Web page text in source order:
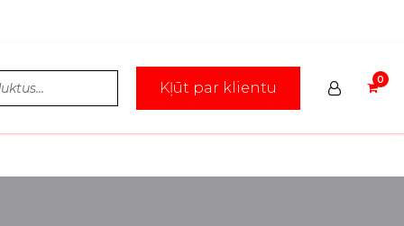
Kļūt par klientu